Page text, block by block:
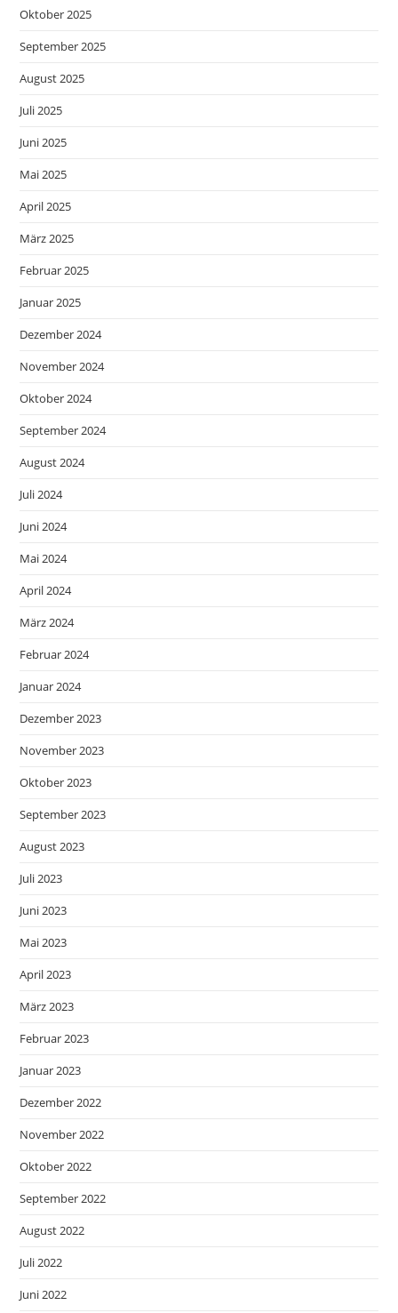
Oktober 2025
September 2025
August 2025
Juli 2025
Juni 2025
Mai 2025
April 2025
März 2025
Februar 2025
Januar 2025
Dezember 2024
November 2024
Oktober 2024
September 2024
August 2024
Juli 2024
Juni 2024
Mai 2024
April 2024
März 2024
Februar 2024
Januar 2024
Dezember 2023
November 2023
Oktober 2023
September 2023
August 2023
Juli 2023
Juni 2023
Mai 2023
April 2023
März 2023
Februar 2023
Januar 2023
Dezember 2022
November 2022
Oktober 2022
September 2022
August 2022
Juli 2022
Juni 2022